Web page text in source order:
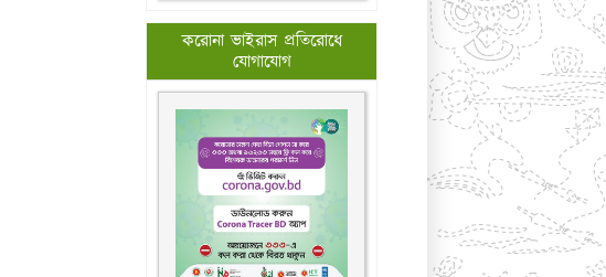
করোনা ভাইরাস প্রতিরোধে
যোগাযোগ